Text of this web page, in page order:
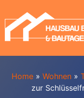
Home » Wohnen »
zur